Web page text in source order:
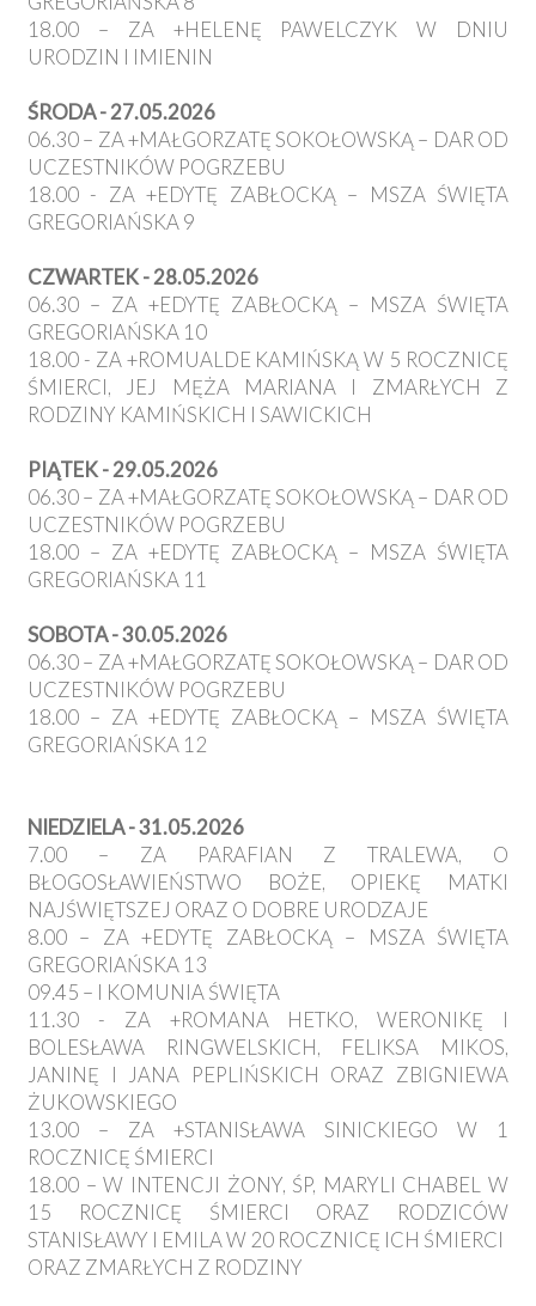
18.00 – ZA +HELENĘ PAWELCZYK W DNIU
URODZIN I IMIENIN
ŚRODA - 27.05.2026
06.30 – ZA +MAŁGORZATĘ SOKOŁOWSKĄ – DAR OD
UCZESTNIKÓW POGRZEBU
18.00 - ZA +EDYTĘ ZABŁOCKĄ – MSZA ŚWIĘTA
GREGORIAŃSKA 9
CZWARTEK - 28.05.2026
06.30 – ZA +EDYTĘ ZABŁOCKĄ – MSZA ŚWIĘTA
GREGORIAŃSKA 10
18.00 - ZA +ROMUALDE KAMIŃSKĄ W 5 ROCZNICĘ
ŚMIERCI, JEJ MĘŻA MARIANA I ZMARŁYCH Z
RODZINY KAMIŃSKICH I SAWICKICH
PIĄTEK - 29.05.2026
06.30 – ZA +MAŁGORZATĘ SOKOŁOWSKĄ – DAR OD
UCZESTNIKÓW POGRZEBU
18.00 – ZA +EDYTĘ ZABŁOCKĄ – MSZA ŚWIĘTA
GREGORIAŃSKA 11
SOBOTA - 30.05.2026
06.30 – ZA +MAŁGORZATĘ SOKOŁOWSKĄ – DAR OD
UCZESTNIKÓW POGRZEBU
18.00 – ZA +EDYTĘ ZABŁOCKĄ – MSZA ŚWIĘTA
GREGORIAŃSKA 12
NIEDZIELA - 31.05.2026
7.00 – ZA PARAFIAN Z TRALEWA, O
BŁOGOSŁAWIEŃSTWO BOŻE, OPIEKĘ MATKI
NAJŚWIĘTSZEJ ORAZ O DOBRE URODZAJE
8.00 – ZA +EDYTĘ ZABŁOCKĄ – MSZA ŚWIĘTA
GREGORIAŃSKA 13
09.45 – I KOMUNIA ŚWIĘTA
11.30 - ZA +ROMANA HETKO, WERONIKĘ I
BOLESŁAWA RINGWELSKICH, FELIKSA MIKOS,
JANINĘ I JANA PEPLIŃSKICH ORAZ ZBIGNIEWA
ŻUKOWSKIEGO
13.00 – ZA +STANISŁAWA SINICKIEGO W 1
ROCZNICĘ ŚMIERCI
18.00 – W INTENCJI ŻONY, ŚP, MARYLI CHABEL W
15 ROCZNICĘ ŚMIERCI ORAZ RODZICÓW
STANISŁAWY I EMILA W 20 ROCZNICĘ ICH ŚMIERCI
ORAZ ZMARŁYCH Z RODZINY